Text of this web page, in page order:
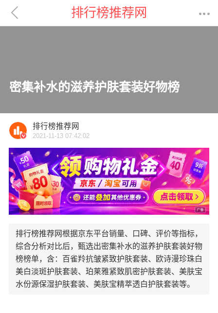
 排行榜推荐网 
密集补水的滋养护肤套装好物榜

排行榜推荐网
2021-11-13 07:42:02
排行榜推荐网根据京东平台销量、口碑、评价等指标，
综合分析对比后，甄选出密集补水的滋养护肤套装好物
榜榜单，含：百雀羚抗皱紧致护肤套装、欧诗漫珍珠白
美白淡斑护肤套装、珀莱雅紧致肌密护肤套装、美肤宝
水份源保湿护肤套装、美肤宝精萃透白护肤套装等。